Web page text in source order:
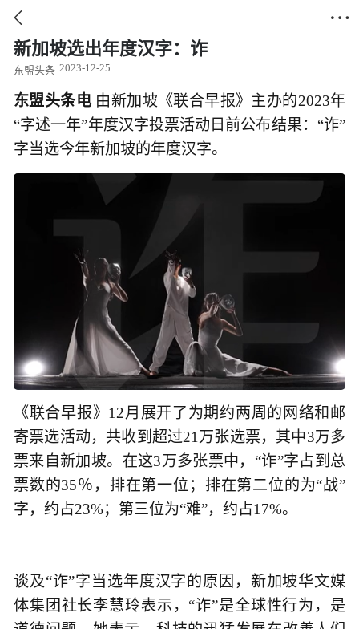
 
新加坡选出年度汉字：诈
东盟头条 2023-12-25
东盟头条电 由新加坡《联合早报》主办的2023年
“字述一年”年度汉字投票活动日前公布结果：“诈”
字当选今年新加坡的年度汉字。
《联合早报》12月展开了为期约两周的网络和邮
寄票选活动，共收到超过21万张选票，其中3万多
票来自新加坡。在这3万多张票中，“诈”字占到总
票数的35％，排在第一位；排在第二位的为“战”
字，约占23%；第三位为“难”，约占17%。
谈及“诈”字当选年度汉字的原因，新加坡华文媒
体集团社长李慧玲表示，“诈”是全球性行为，是